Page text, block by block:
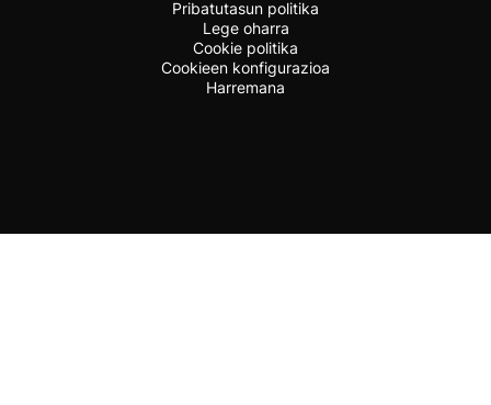
Pribatutasun politika
Lege oharra
Cookie politika
Cookieen konfigurazioa
Harremana